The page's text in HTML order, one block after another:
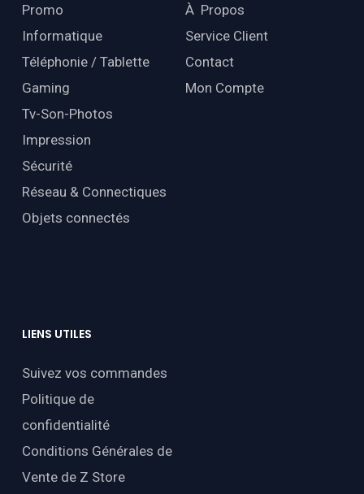
Promo
Informatique
Téléphonie / Tablette
Gaming
Tv-Son-Photos
Impression
Sécurité
Réseau & Connectiques
Objets connectés
À Propos
Service Client
Contact
Mon Compte
LIENS UTILES
Suivez vos commandes
Politique de
confidentialité
Conditions Générales de
Vente de Z Store